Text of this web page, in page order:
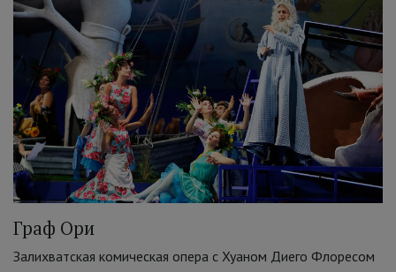
Граф Ори
Залихватская комическая опера с Хуаном Диего Флоресом